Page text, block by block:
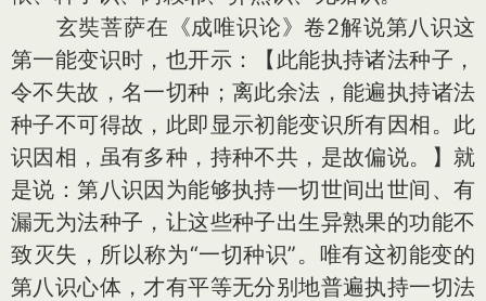
玄奘菩萨在《成唯识论》卷2解说第八识这
第一能变识时，也开示：【此能执持诸法种子，
令不失故，名一切种；离此余法，能遍执持诸法
种子不可得故，此即显示初能变识所有因相。此
识因相，虽有多种，持种不共，是故偏说。】就
是说：第八识因为能够执持一切世间出世间、有
漏无为法种子，让这些种子出生异熟果的功能不
致灭失，所以称为“一切种识”。唯有这初能变的
第八识心体，才有平等无分别地普遍执持一切法